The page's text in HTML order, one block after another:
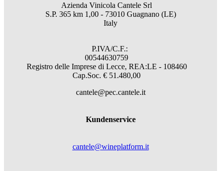
Azienda Vinicola Cantele Srl
S.P. 365 km 1,00 - 73010 Guagnano (LE)
Italy
P.IVA/C.F.:
00544630759
Registro delle Imprese di Lecce, REA:LE - 108460
Cap.Soc. € 51.480,00
cantele@pec.cantele.it
Kundenservice
cantele@wineplatform.it